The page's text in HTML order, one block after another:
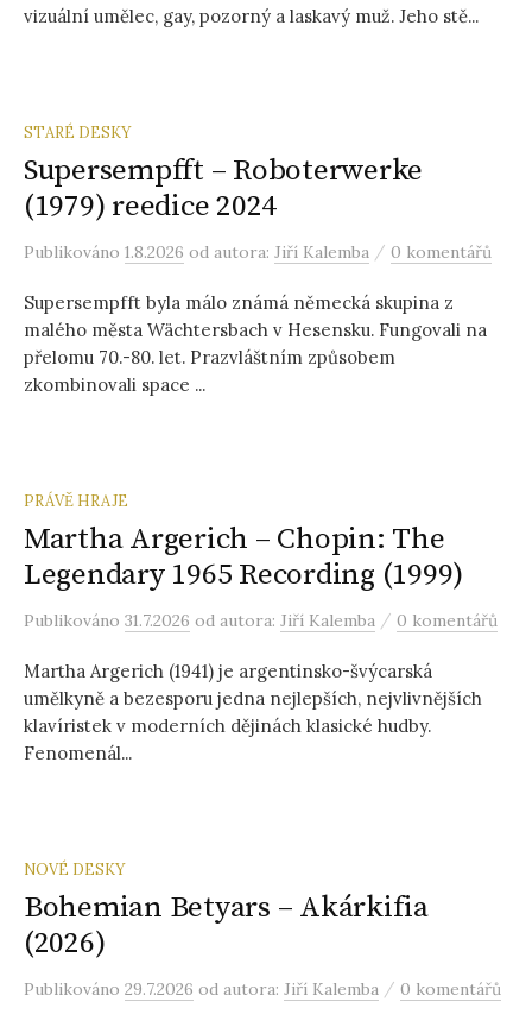
vizuální umělec, gay, pozorný a laskavý muž. Jeho stě...
STARÉ DESKY
Supersempfft – Roboterwerke
(1979) reedice 2024
Publikováno 1.8.2026 od autora: Jiří Kalemba / 0 komentářů
Supersempfft byla málo známá německá skupina z
malého města Wächtersbach v Hesensku. Fungovali na
přelomu 70.-80. let. Prazvláštním způsobem
zkombinovali space ...
PRÁVĚ HRAJE
Martha Argerich – Chopin: The
Legendary 1965 Recording (1999)
Publikováno 31.7.2026 od autora: Jiří Kalemba / 0 komentářů
Martha Argerich (1941) je argentinsko-švýcarská
umělkyně a bezesporu jedna nejlepších, nejvlivnějších
klavíristek v moderních dějinách klasické hudby.
Fenomenál...
NOVÉ DESKY
Bohemian Betyars – Akárkifia
(2026)
Publikováno 29.7.2026 od autora: Jiří Kalemba / 0 komentářů